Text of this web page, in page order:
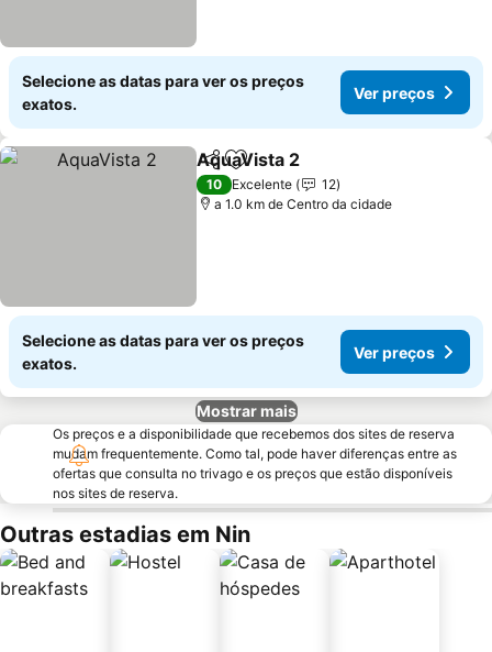
Selecione as datas para ver os preços
exatos.
Ver preços
PartilharAdicionar aos favoritos
AquaVista 2
10 Excelente
12
a 1.0 km de Centro da cidade
Selecione as datas para ver os preços
exatos.
Ver preços
Mostrar mais
Os preços e a disponibilidade que recebemos dos sites de reserva
mudam frequentemente. Como tal, pode haver diferenças entre as
ofertas que consulta no trivago e os preços que estão disponíveis
nos sites de reserva.
Outras estadias em Nin